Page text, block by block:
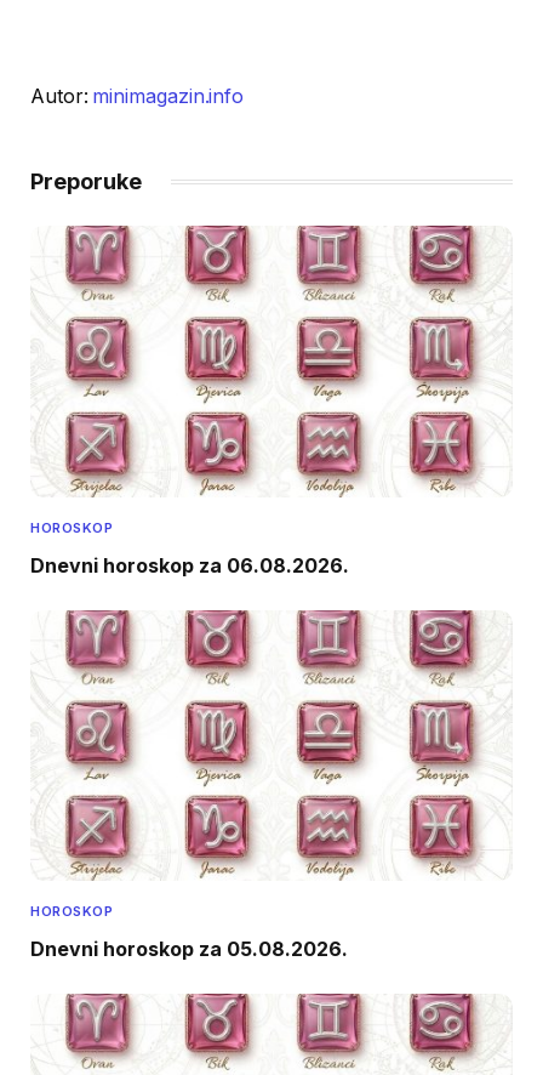
Autor: minimagazin.info
Preporuke
HOROSKOP
Dnevni horoskop za 06.08.2026.
HOROSKOP
Dnevni horoskop za 05.08.2026.